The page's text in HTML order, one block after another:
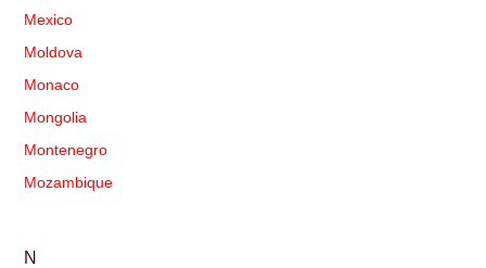
Mexico
Moldova
Monaco
Mongolia
Montenegro
Mozambique
N